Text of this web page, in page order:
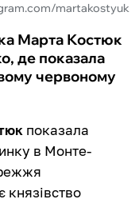
martakostyuk
Марта Костюк
де показала
червоному
показала
в Монте-